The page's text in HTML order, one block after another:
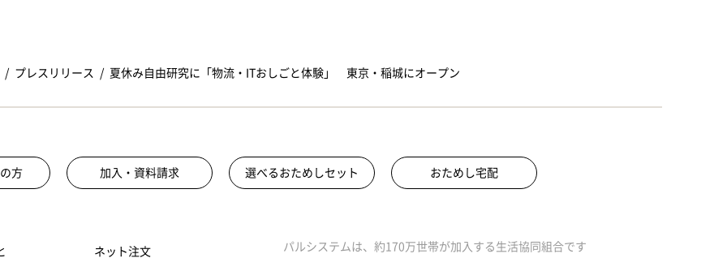
プレスリリース 夏休み自由研究に「物流・ITおしごと体験」 東京・稲城にオープン
方 加入・資料請求 選べるおためしセット おためし宅配
ネット注文 パルシステムは、約170万世帯が加入する生活協同組合です